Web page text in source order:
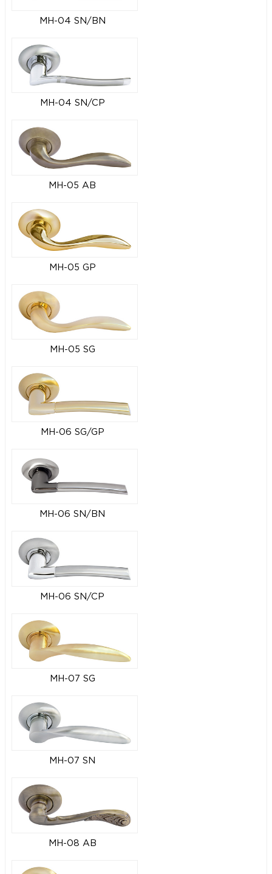
MH-04 SN/BN
MH-04 SN/CP
MH-05 AB
MH-05 GP
MH-05 SG
MH-06 SG/GP
MH-06 SN/BN
MH-06 SN/CP
MH-07 SG
MH-07 SN
MH-08 AB